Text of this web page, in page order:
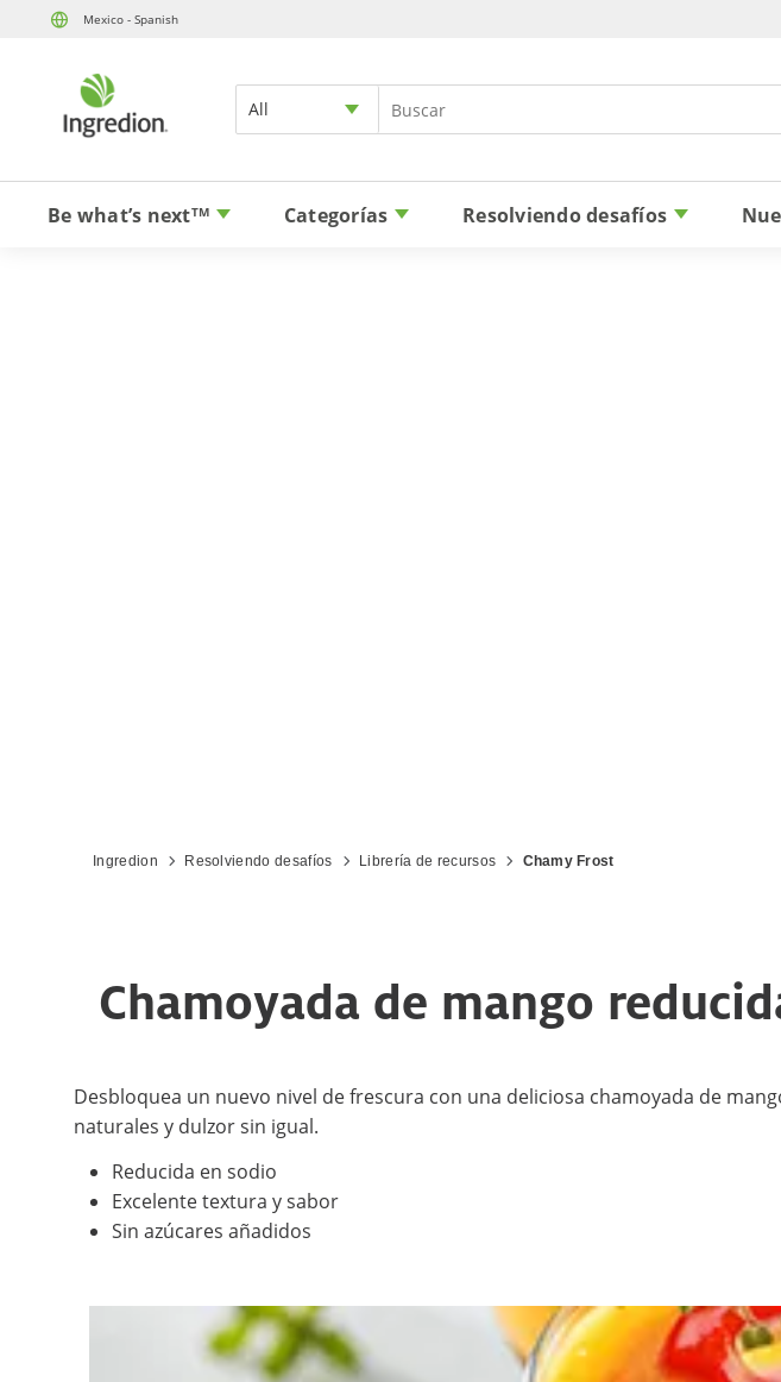
Mexico - Spanish
All
Be what’s nextTM Categorías Resolviendo desafíos
Ingredion Resolviendo desafíos Librería de recursos Chamy Frost
Chamoyada de mango
Desbloquea un nuevo nivel de frescura con una deliciosa chamoyada de
naturales y dulzor sin igual.
Reducida en sodio
Excelente textura y sabor
Sin azúcares añadidos